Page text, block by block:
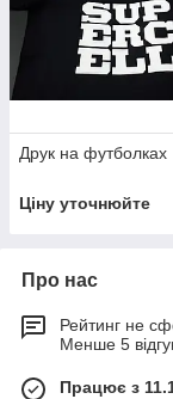
Друк на футболках
Ціну уточнюйте
Про нас
Рейтинг не
Менше 5
Працює з